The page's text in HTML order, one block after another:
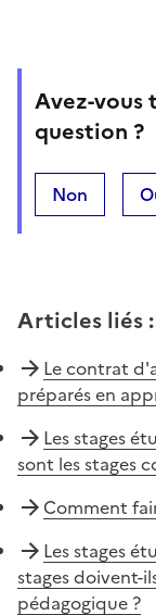
Avez-vous
question ?
Non
Articles liés :
Le contrat
préparés en
Les stages
sont les stages
Comment
Les stages
stages doivent-
pédagogique ?